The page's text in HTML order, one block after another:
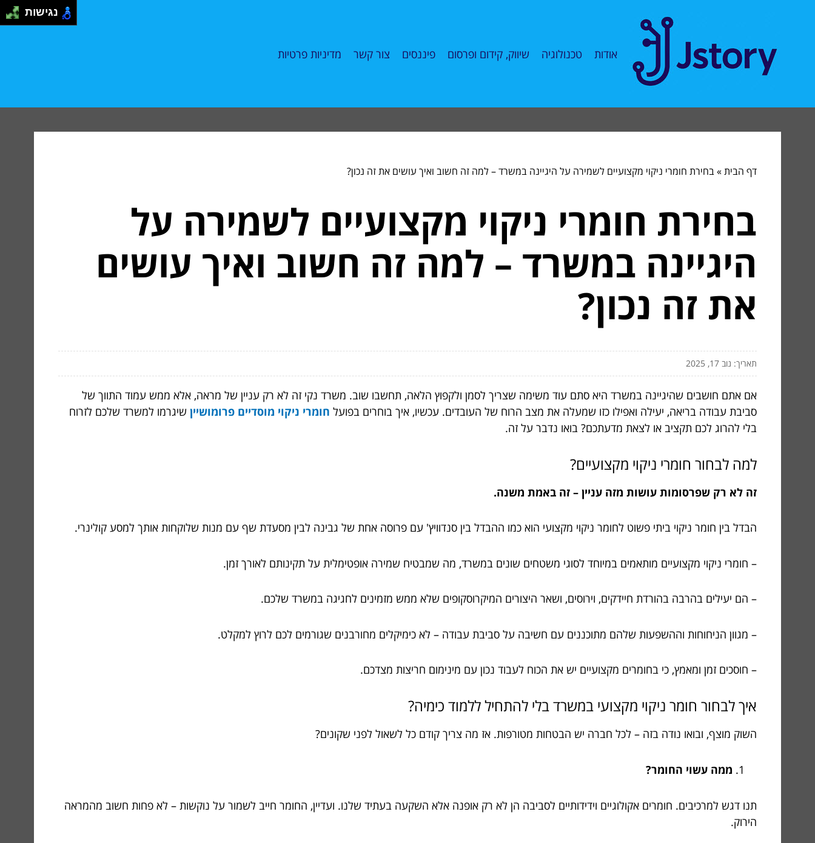
אודות טכנולוגיה שיווק, קידום ופרסום פיננסים צור קשר מדיניות פרטיות
דף הבית»בחירת חומרי ניקוי מקצועיים לשמירה על היגיינה במשרד – למה זה חשוב ואיך עושים את זה נכון?
בחירת חומרי ניקוי מקצועיים לשמירה על
היגיינה במשרד – למה זה חשוב ואיך עושים
את זה נכון?
תאריך: נוב 17, 2025
אם אתם חושבים שהיגיינה במשרד היא סתם עוד משימה שצריך לסמן ולקפוץ הלאה, תחשבו שוב. משרד נקי זה לא רק עניין של מראה, אלא ממש עמוד התווך של
סביבת עבודה בריאה, יעילה ואפילו כזו שמעלה את מצב הרוח של העובדים. עכשיו, איך בוחרים בפועל חומרי ניקוי מוסדיים פרומושיין שיגרמו למשרד שלכם לזרוח
בלי להרוג לכם תקציב או לצאת מדעתכם? בואו נדבר על זה.
למה לבחור חומרי ניקוי מקצועיים?
זה לא רק שפרסומות עושות מזה עניין – זה באמת משנה.
הבדל בין חומר ניקוי ביתי פשוט לחומר ניקוי מקצועי הוא כמו ההבדל בין סנדוויץ' עם פרוסה אחת של גבינה לבין מסעדת שף עם מנות שלוקחות אותך למסע קולינרי.
– חומרי ניקוי מקצועיים מותאמים במיוחד לסוגי משטחים שונים במשרד, מה שמבטיח שמירה אופטימלית על תקינותם לאורך זמן.
– הם יעילים בהרבה בהורדת חיידקים, וירוסים, ושאר היצורים המיקרוסקופים שלא ממש מזמינים לחגיגה במשרד שלכם.
– מגוון הניחוחות וההשפעות שלהם מתוכננים עם חשיבה על סביבת עבודה – לא כימיקלים מחורבנים שגורמים לכם לרוץ למקלט.
– חוסכים זמן ומאמץ, כי בחומרים מקצועיים יש את הכוח לעבוד נכון עם מינימום חריצות מצדכם.
איך לבחור חומר ניקוי מקצועי במשרד בלי להתחיל ללמוד כימיה?
השוק מוצף, ובואו נודה בזה – לכל חברה יש הבטחות מטורפות. אז מה צריך קודם כל לשאול לפני שקונים?
ממה עשוי החומר?
תנו דגש למרכיבים. חומרים אקולוגיים וידידותיים לסביבה הן לא רק אופנה אלא השקעה בעתיד שלנו. ועדיין, החומר חייב לשמור על נוקשות – לא פחות חשוב מהמראה
הירוק.
נגישות